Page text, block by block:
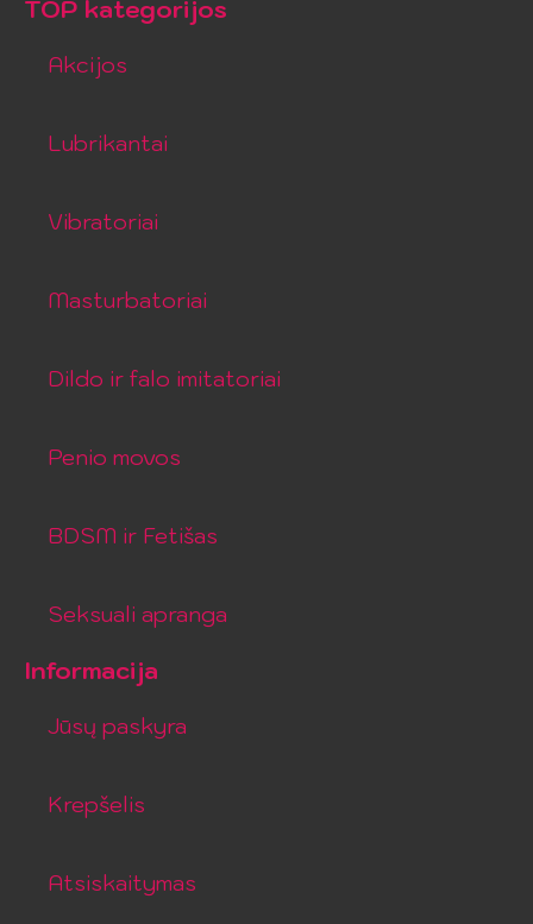
TOP kategorijos
Akcijos
Lubrikantai
Vibratoriai
Masturbatoriai
Dildo ir falo imitatoriai
Penio movos
BDSM ir Fetišas
Seksuali apranga
Informacija
Jūsų paskyra
Krepšelis
Atsiskaitymas